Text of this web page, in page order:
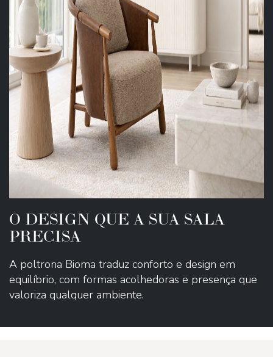
O DESIGN QUE A SUA SALA
PRECISA
A poltrona Bioma traduz conforto e design em
equilíbrio, com formas acolhedoras e presença que
valoriza qualquer ambiente.